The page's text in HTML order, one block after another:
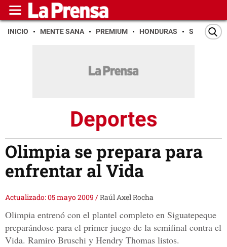
INICIO MENTE SANA PREMIUM HONDURAS SAN PEDRO
Deportes
Olimpia se prepara para
enfrentar al Vida
Actualizado: 05 mayo 2009 /Raúl Axel Rocha
Olimpia entrenó con el plantel completo en Siguatepeque
preparándose para el primer juego de la semifinal contra el
Vida. Ramiro Bruschi y Hendry Thomas listos.